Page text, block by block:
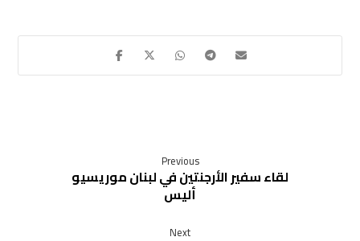
Previous
لقاء سفير ​الأرجنتين​ في لبنان ​موريسيو
أليس
Next